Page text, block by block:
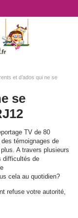
et d’ados qui ne se
se
TV de 80
témoignages de
A travers plusieurs
difficultés de
cela au quotidien?
refuse votre autorité,